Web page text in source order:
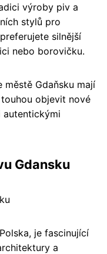
výroby piv a
stylů pro
silnější
nebo borovičku.
městě Gdaňsku mají
objevit nové
autentickými
Gdansku
je fascinující
a